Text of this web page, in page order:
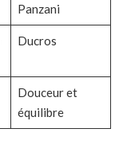
Panzani
Ducros
Douceur et
équilibre